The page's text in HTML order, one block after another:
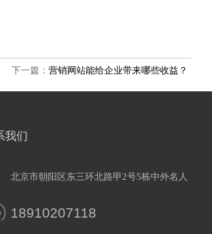
下一篇：营销网站能给企业带来哪些收益？
我们
北京市朝阳区东三环北路甲2号5栋中外名人
18910207118